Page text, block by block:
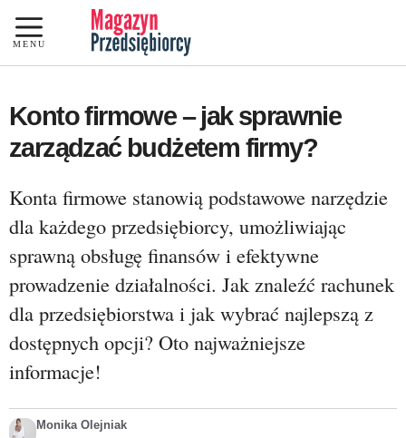
Przejdź
do
treści
MENU
Konto firmowe – jak sprawnie
zarządzać budżetem firmy?
Konta firmowe stanowią podstawowe narzędzie
dla każdego przedsiębiorcy, umożliwiając
sprawną obsługę finansów i efektywne
prowadzenie działalności. Jak znaleźć rachunek
dla przedsiębiorstwa i jak wybrać najlepszą z
dostępnych opcji? Oto najważniejsze
informacje!
Monika Olejniak